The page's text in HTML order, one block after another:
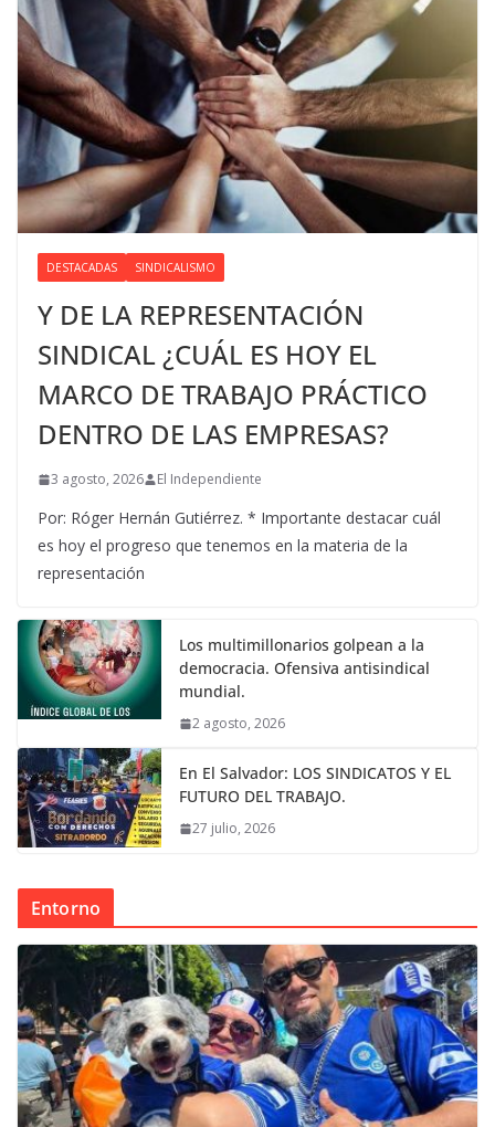
DESTACADAS SINDICALISMO
Y DE LA REPRESENTACIÓN
SINDICAL ¿CUÁL ES HOY EL
MARCO DE TRABAJO PRÁCTICO
DENTRO DE LAS EMPRESAS?
3 agosto, 2026 El Independiente
Por: Róger Hernán Gutiérrez. * Importante destacar cuál
es hoy el progreso que tenemos en la materia de la
representación
Los multimillonarios golpean a la
democracia. Ofensiva antisindical
mundial.
2 agosto, 2026
En El Salvador: LOS SINDICATOS Y EL
FUTURO DEL TRABAJO.
27 julio, 2026
Entorno